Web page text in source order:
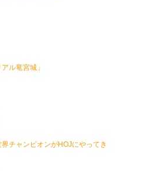
ル竜宮城」
チャンピオンがHOJにやってき